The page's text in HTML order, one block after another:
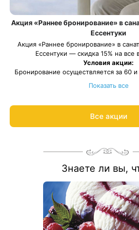
Акция «Раннее бронирование» в
Ессентуки
Акция «Раннее бронирование» в
Ессентуки — скидка 15% на все
Условия акции:
Бронирование осуществляется за 60
Скидка по данной акции не
27 декабря 2026.
Рассчитаем цену со скидкой и
Показать все
Все акции
Знаете ли вы,